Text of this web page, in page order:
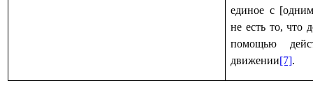
единое с
не есть то, что
помощью
движении[7].